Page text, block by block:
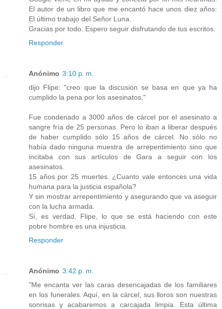
El autor de un libro que me encantó hace unos diez años:
El último trabajo del Señor Luna.
Gracias por todo. Espero seguir disfrutando de tus escritos.
Responder
Anónimo 3:10 p. m.
dijo Flipe: "creo que la discusión se basa en que ya ha
cumplido la pena por los asesinatos,"
Fue condenado a 3000 años de cárcel por el asesinato a
sangre fría de 25 personas. Pero lo iban a liberar después
de haber cumplido sólo 15 años de cárcel. No sólo no
había dado ninguna muestra de arrepentimiento sino que
incitaba con sus artículos de Gara a seguir con los
asesinatos.
15 años por 25 muertes. ¿Cuanto vale entonces una vida
humana para la justicia española?
Y sin mostrar arrepentimiento y asegurando que va aseguir
con la lucha armada.
Sí, es verdad, Flipe, lo que se está haciendo con este
pobre hombre es una injusticia.
Responder
Anónimo 3:42 p. m.
"Me encanta ver las caras desencajadas de los familiares
en los funerales. Aquí, en la cárcel, sus lloros son nuestras
sonrisas y acabaremos a carcajada limpia. Esta última